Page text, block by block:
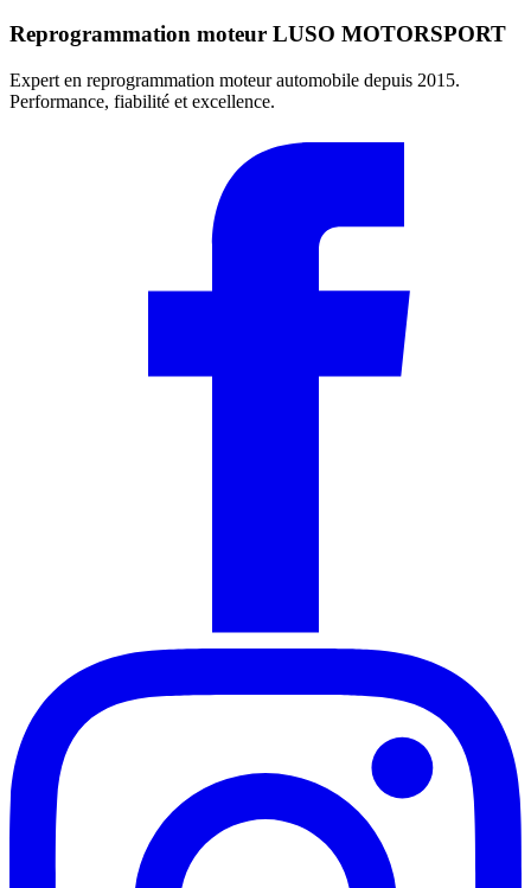
Reprogrammation moteur LUSO MOTORSPORT
Expert en reprogrammation moteur automobile depuis 2015.
Performance, fiabilité et excellence.